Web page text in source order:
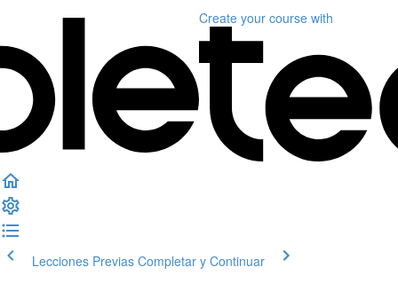
Create your course with
Lecciones Previas Completar y Continuar